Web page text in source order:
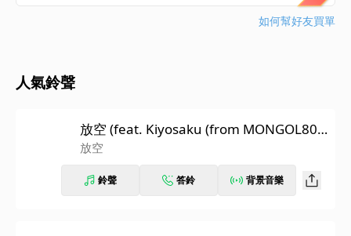
如何幫好友買單
人氣鈴聲
放空 (feat. Kiyosaku (from MONGOL80
0))
放空
鈴聲 答鈴 背景音樂